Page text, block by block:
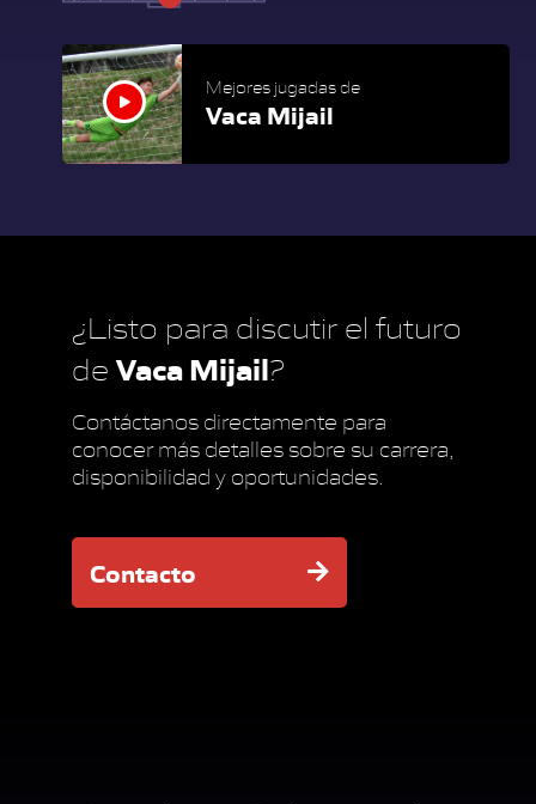
Mejores jugadas de
Vaca Mijail
¿Listo para discutir el futuro
de Vaca Mijail?
Contáctanos directamente para
conocer más detalles sobre su carrera,
disponibilidad y oportunidades.
Contacto